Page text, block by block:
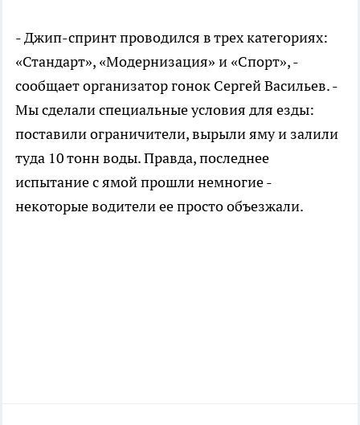
- Джип-спринт проводился в трех категориях:
«Стандарт», «Модернизация» и «Спорт», -
сообщает организатор гонок Сергей Васильев. -
Мы сделали специальные условия для езды:
поставили ограничители, вырыли яму и залили
туда 10 тонн воды. Правда, последнее
испытание с ямой прошли немногие -
некоторые водители ее просто объезжали.